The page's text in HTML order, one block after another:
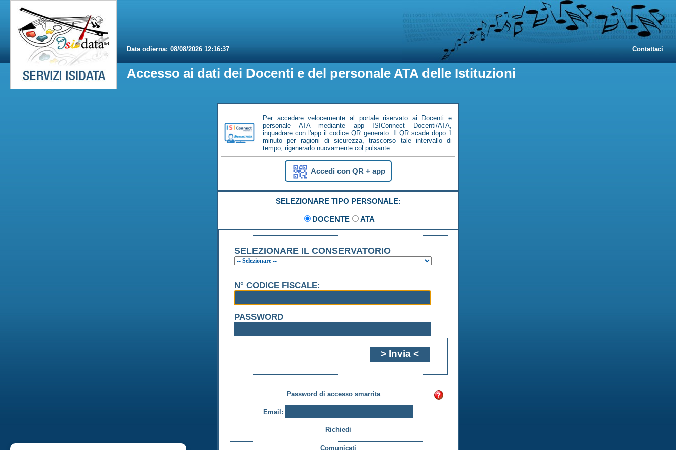
Data odierna: 08/08/2026 12:16:37 Contattaci
Accesso ai dati dei Docenti e del personale ATA delle Istituzioni
Per accedere velocemente al portale riservato ai Docenti e
personale ATA mediante app ISIConnect Docenti/ATA,
inquadrare con l'app il codice QR generato. Il QR scade dopo 1
minuto per ragioni di sicurezza, trascorso tale intervallo di
tempo, rigenerarlo nuovamente col pulsante.
Accedi con QR + app
SELEZIONARE TIPO PERSONALE:
DOCENTE ATA
SELEZIONARE IL CONSERVATORIO
N° CODICE FISCALE:
PASSWORD
Password di accesso smarrita
Email:
Richiedi
Comunicati